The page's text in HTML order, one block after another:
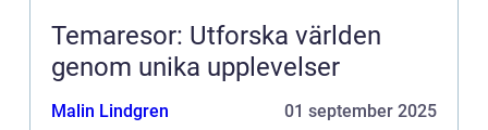
Temaresor: Utforska världen
genom unika upplevelser
Malin Lindgren 01 september 2025